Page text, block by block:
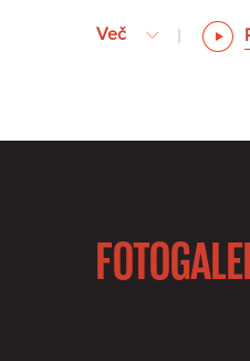
Več